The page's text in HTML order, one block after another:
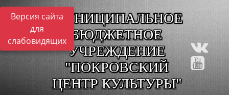
Версия сайта
для
слабовидящих
МУНИЦИПАЛЬНОЕ
БЮДЖЕТНОЕ
УЧРЕЖДЕНИЕ
"ПОКРОВСКИЙ
ЦЕНТР КУЛЬТУРЫ"